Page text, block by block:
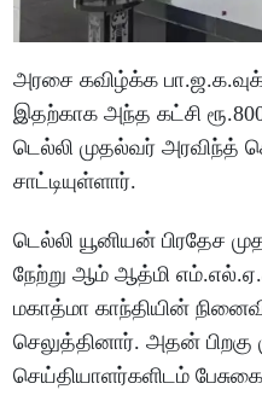
அரசை கவிழ்க்க
இதற்காக அந்த கட்சி
டெல்லி முதல்வர் அரவிந்த்
சாட்டியுள்ளார்.
டெல்லி யூனியன் பிரதேச
நேற்று ஆம் ஆத்மி
மகாத்மா காந்தியின்
செலுத்தினார். அதன்
செய்தியாளர்களிடம்